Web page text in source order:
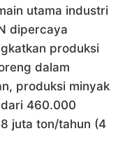
utama industri
dipercaya
produksi
dalam
produksi minyak
460.000
juta ton/tahun (4